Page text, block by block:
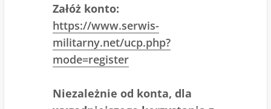
Załóż konto:
https://www.serwis-
militarny.net/ucp.php?
mode=register
Niezależnie od konta, dla